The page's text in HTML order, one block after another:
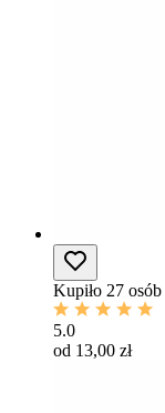
Kupiło 27 osób
5.0
od 13,00 zł